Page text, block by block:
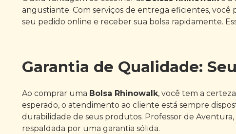
angustiante. Com serviços de entrega eficientes,
seu pedido online e receber sua bolsa rapidamente.
Garantia de Qualidade:
Ao comprar uma Bolsa Rhinowalk, você tem a
esperado, o atendimento ao cliente está sempre
durabilidade de seus produtos. Professor de
respaldada por uma garantia sólida.